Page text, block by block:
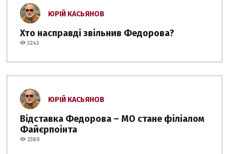
ЮРІЙ КАСЬЯНОВ
Хто насправді звільнив Федорова?
3243
ЮРІЙ КАСЬЯНОВ
Відставка Федорова – МО стане філіалом
Файєрпоінта
2380